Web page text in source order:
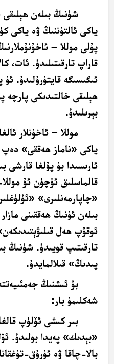
شۇنىڭ بىلەن ھېلىقى
ياكى ئالتۇننىڭ ۋە ياكى
پۇلى موللا –
قاراپ تارقىتىلىدۇ. ئات،
ئىگىسىگە قايتۇرۇلىدۇ. ئۇ
ھېلىقى خالتىدىكى پارچە
بېرىلىدۇ.
موللا – ئاخۇنلار
ياكى «ناماز ھەققى» دەپ
ئارىسىدا بۇ پۇلغا قارشى
قالماسلىق ئۈچۈن ئۇ
«چاپارمەنلىرى»
بىلەن ئۇنىڭ ھەققىنى
ئوقۇپ ھەل
تارقىتىپ قويىدۇ.
پىدىڭ» قىلالمايدۇ.
بۇ ئىشنىڭ
شەكلىمۇ بار:
بىر كىشى ئۆلۈپ
«بېدىك» پەيدا بولىدۇ.
بالا-چاقا ۋە ئۇرۇق-